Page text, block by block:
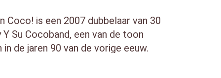
Coco! is een 2007 dubbelaar van 30
Su Cocoband, een van de toon
de jaren 90 van de vorige eeuw.
in the 1990s. The group was